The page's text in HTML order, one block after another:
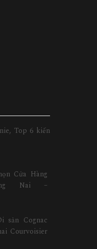
Top 6 kiến
Cửa Hàng
Nai –
sản Cognac
Courvoisier